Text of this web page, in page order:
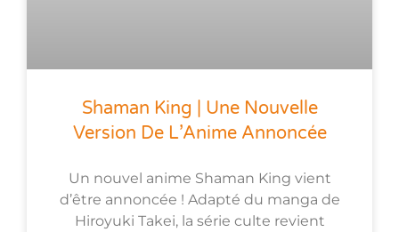
Shaman King | Une Nouvelle
Version De L’Anime Annoncée
Un nouvel anime Shaman King vient
d’être annoncée ! Adapté du manga de
Hiroyuki Takei, la série culte revient